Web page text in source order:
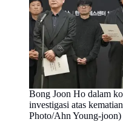
Bong Joon Ho dalam
investigasi atas
Photo/Ahn Young-joon)